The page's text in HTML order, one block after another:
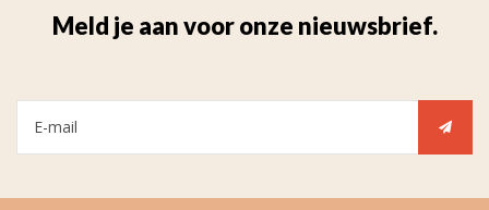
Meld je aan voor onze nieuwsbrief.